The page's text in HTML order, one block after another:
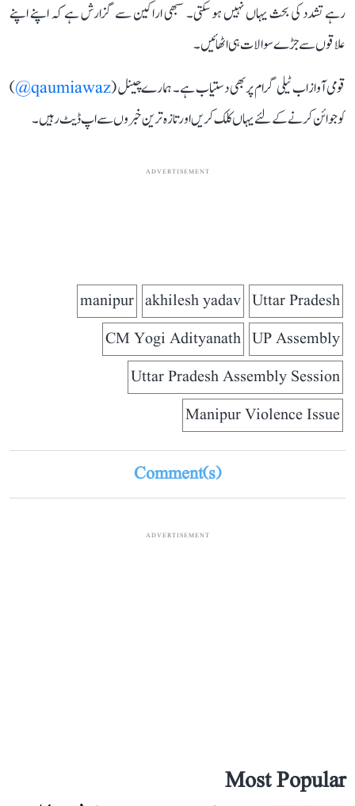
رہے تشدد کی بحث یہاں نہیں ہو سکتی۔ سبھی اراکین سے گزارش ہے کہ اپنے اپنے
علاقوں سے جڑے سوالات ہی اٹھائیں۔
قومی آواز اب ٹیلی گرام پر بھی دستیاب ہے۔ ہمارے چینل (qaumiawaz@
)
کو جوائن کرنے کے لئے یہاں کلک کریں اور تازہ ترین خبروں سے اپ ڈیٹ رہیں۔
ADVERTISEMENT
Uttar Pradesh
akhilesh yadav
manipur
UP Assembly
CM Yogi Adityanath
Uttar Pradesh Assembly Session
Manipur Violence Issue
Comment(s)
ADVERTISEMENT
Most Popular